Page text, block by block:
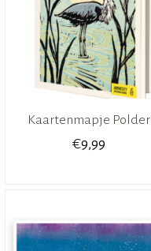
Kaartenmapje Polder
€9,99